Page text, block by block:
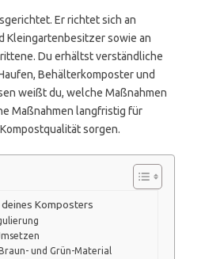
Er richtet sich an
Kleingartenbesitzer sowie an
Du erhältst verständliche
Behälterkomposter und
weißt du, welche Maßnahmen
Maßnahmen langfristig für
sorgen.
Komposters
und Grün-Material